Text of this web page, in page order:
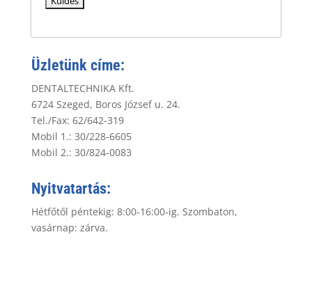
Üzletünk címe:
DENTALTECHNIKA Kft.
6724 Szeged, Boros József u. 24.
Tel./Fax: 62/642-319
Mobil 1.: 30/228-6605
Mobil 2.: 30/824-0083
Nyitvatartás:
Hétfőtől péntekig: 8:00-16:00-ig. Szombaton,
vasárnap: zárva.